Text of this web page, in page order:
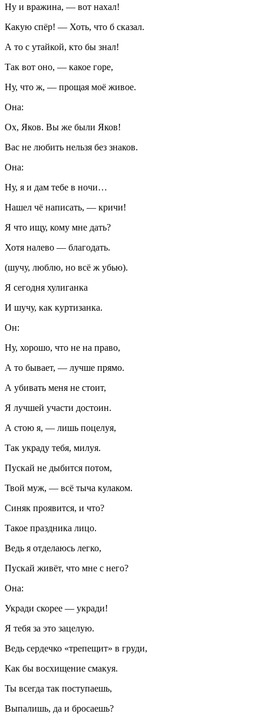
Ну и вражина, — вот нахал!
Какую спёр! — Хоть, что б сказал.
А то с утайкой, кто бы знал!
Так вот оно, — какое горе,
Ну, что ж, — прощая моё живое.
Она:
Ох, Яков. Вы же были Яков!
Вас не любить нельзя без знаков.
Она:
Ну, я и дам тебе в ночи…
Нашел чё написать, — кричи!
Я что ищу, кому мне дать?
Хотя налево — благодать.
(шучу, люблю, но всё ж убью).
Я сегодня хулиганка
И шучу, как куртизанка.
Он:
Ну, хорошо, что не на право,
А то бывает, — лучше прямо.
А убивать меня не стоит,
Я лучшей участи достоин.
А стою я, — лишь поцелуя,
Так украду тебя, милуя.
Пускай не дыбится потом,
Твой муж, — всё тыча кулаком.
Синяк проявится, и что?
Такое праздника лицо.
Ведь я отделаюсь легко,
Пускай живёт, что мне с него?
Она:
Укради скорее — укради!
Я тебя за это зацелую.
Ведь сердечко «трепещит» в груди,
Как бы восхищение смакуя.
Ты всегда так поступаешь,
Выпалишь, да и бросаешь?